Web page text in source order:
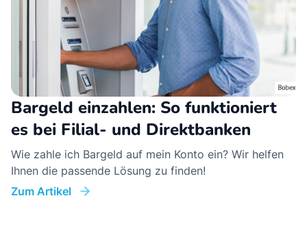
Bargeld einzahlen: So funktioniert
es bei Filial- und Direktbanken
Wie zahle ich Bargeld auf mein Konto ein? Wir helfen
Ihnen die passende Lösung zu finden!
Zum Artikel